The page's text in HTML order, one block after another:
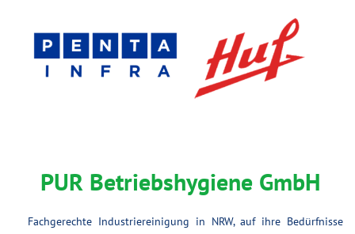
PUR Betriebshygiene GmbH
Fachgerechte Industriereinigung in NRW, auf ihre Bedürfnisse